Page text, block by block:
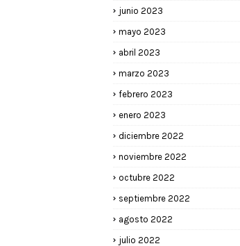
junio 2023
mayo 2023
abril 2023
marzo 2023
febrero 2023
enero 2023
diciembre 2022
noviembre 2022
octubre 2022
septiembre 2022
agosto 2022
julio 2022